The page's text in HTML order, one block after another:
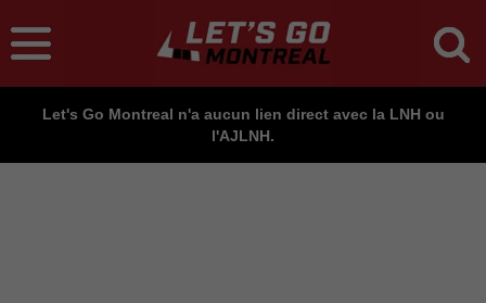
Let's Go Montreal n'a aucun lien direct avec la LNH ou
l'AJLNH.